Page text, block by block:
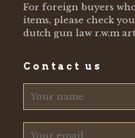
For foreign buyers
items, please check
dutch gun law r.w.m
Contact us